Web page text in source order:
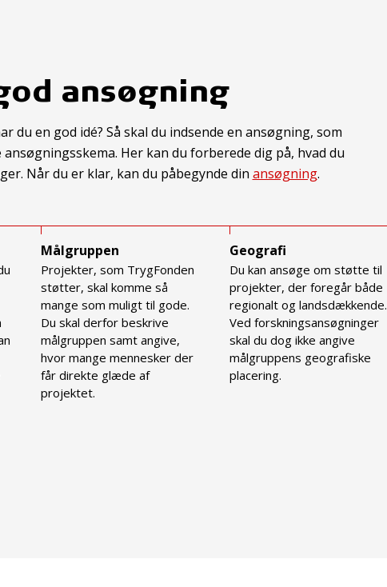
ansøgning
du en god idé? Så skal du indsende en ansøgning, som
Her kan du forberede dig på, hvad du
Når du er klar, kan du påbegynde din ansøgning.
Målgruppen
Projekter, som TrygFonden
støtter, skal komme så
mange som muligt til gode.
Du skal derfor beskrive
målgruppen samt angive,
hvor mange mennesker der
får direkte glæde af
projektet.
Geografi
Du kan ansøge om støtte til
projekter, der foregår både
regionalt og landsdækkende.
Ved forskningsansøgninger
skal du dog ikke angive
målgruppens geografiske
placering.